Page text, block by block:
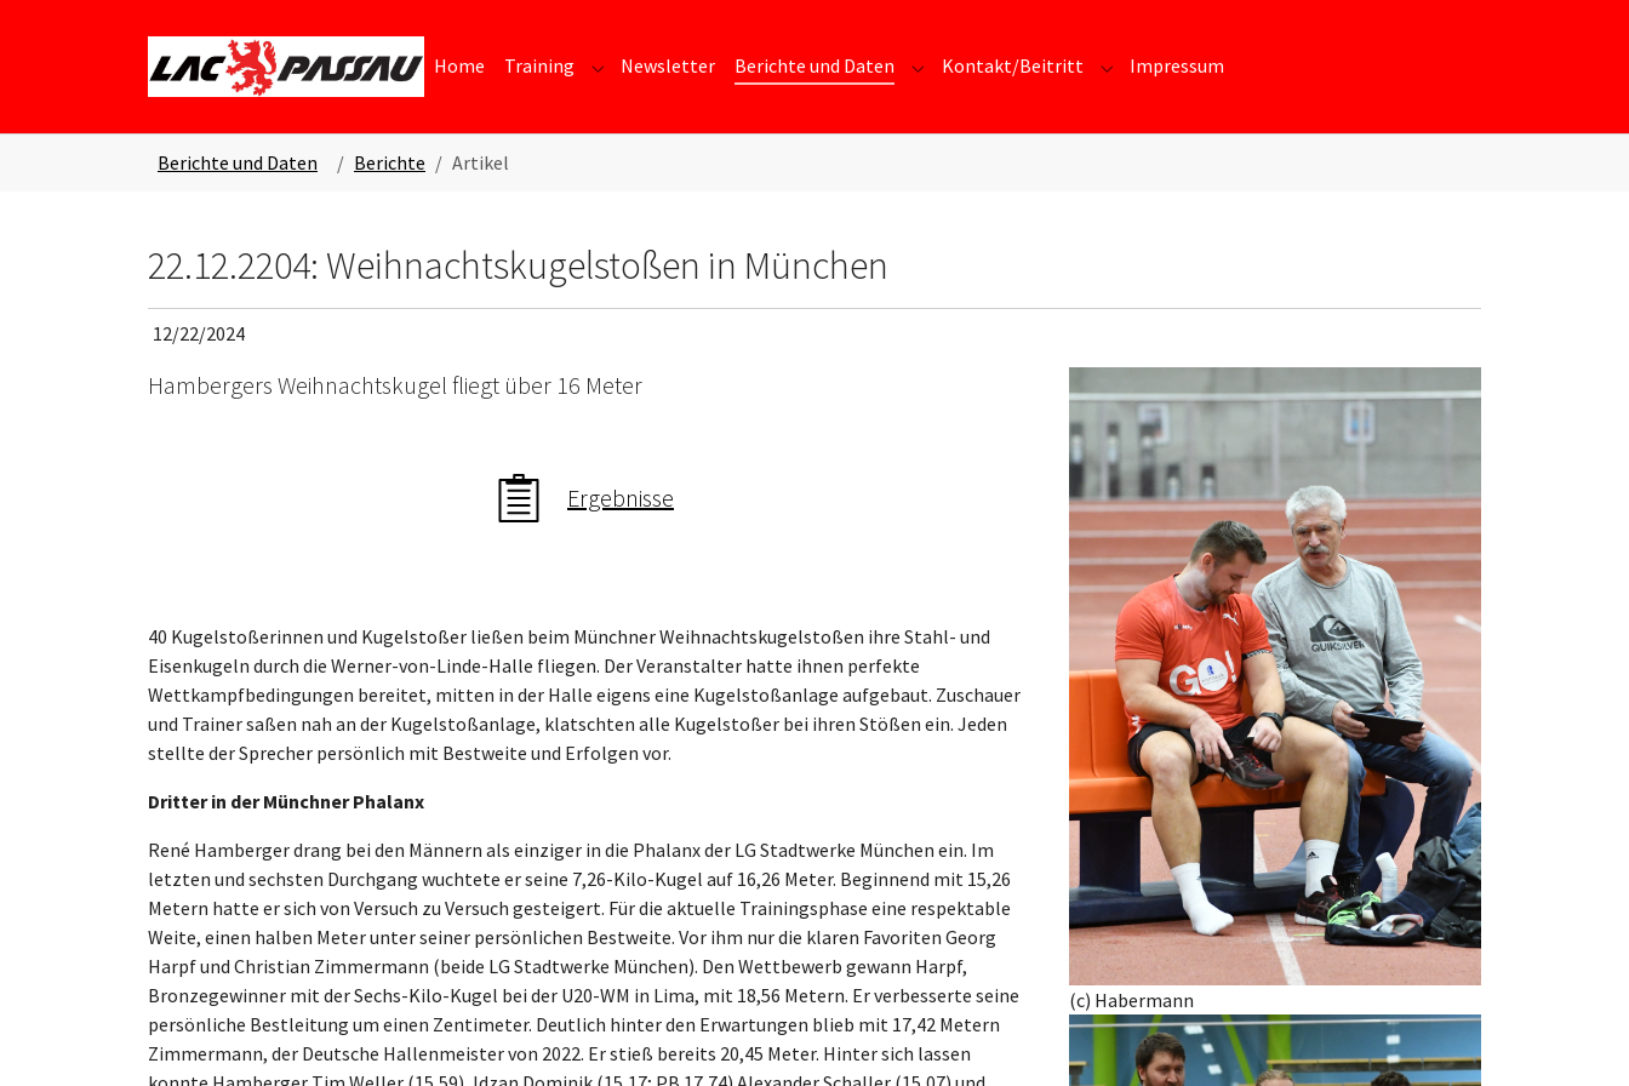
Home Training Submenu for "Training"
Newsletter Berichte und Daten Submenu for "Berichte und Daten"
Kontakt/Beitritt Submenu for "Kontakt/Beitritt"
Impressum
Berichte und Daten Berichte Artikel
22.12.2204: Weihnachtskugelstoßen in München
12/22/2024
Hambergers Weihnachtskugel fliegt über 16 Meter
Ergebnisse
40 Kugelstoßerinnen und Kugelstoßer ließen beim Münchner Weihnachtskugelstoßen ihre Stahl- und
Eisenkugeln durch die Werner-von-Linde-Halle fliegen. Der Veranstalter hatte ihnen perfekte
Wettkampfbedingungen bereitet, mitten in der Halle eigens eine Kugelstoßanlage aufgebaut. Zuschauer
und Trainer saßen nah an der Kugelstoßanlage, klatschten alle Kugelstoßer bei ihren Stößen ein. Jeden
stellte der Sprecher persönlich mit Bestweite und Erfolgen vor.
Dritter in der Münchner Phalanx
René Hamberger drang bei den Männern als einziger in die Phalanx der LG Stadtwerke München ein. Im
letzten und sechsten Durchgang wuchtete er seine 7,26-Kilo-Kugel auf 16,26 Meter. Beginnend mit 15,26
Metern hatte er sich von Versuch zu Versuch gesteigert. Für die aktuelle Trainingsphase eine respektable
Weite, einen halben Meter unter seiner persönlichen Bestweite. Vor ihm nur die klaren Favoriten Georg
Harpf und Christian Zimmermann (beide LG Stadtwerke München). Den Wettbewerb gewann Harpf,
Bronzegewinner mit der Sechs-Kilo-Kugel bei der U20-WM in Lima, mit 18,56 Metern. Er verbesserte seine
persönliche Bestleitung um einen Zentimeter. Deutlich hinter den Erwartungen blieb mit 17,42 Metern
Zimmermann, der Deutsche Hallenmeister von 2022. Er stieß bereits 20,45 Meter. Hinter sich lassen
(c) Habermann